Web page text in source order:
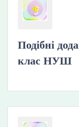
Подібні
клас НУШ